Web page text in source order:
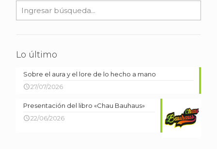
Lo último
Sobre el aura y el lore de lo hecho a mano
27/07/2026
Presentación del libro «Chau Bauhaus»
22/06/2026